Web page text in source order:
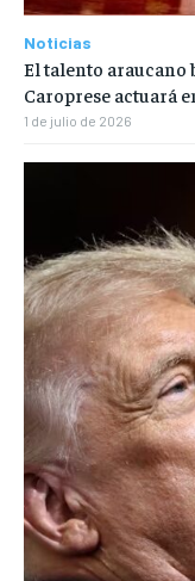
Noticias
El talento araucano
Caroprese actuará
1 de julio de 2026